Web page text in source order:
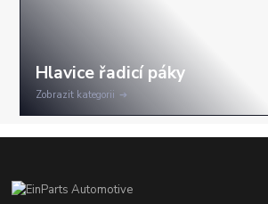
Zobrazit kategorii